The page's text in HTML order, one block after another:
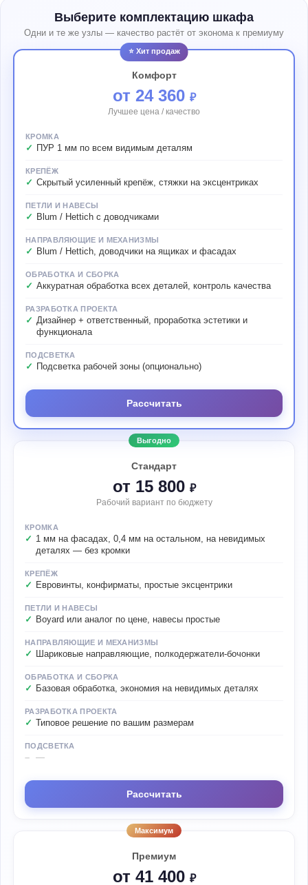
Выберите комплектацию шкафа
Одни и те же узлы — качество растёт от эконома к премиуму
Выгодно
Стандарт
от 15 800 ₽
Рабочий вариант по бюджету
КРОМКА
1 мм на фасадах, 0,4 мм на остальном, на невидимых
деталях — без кромки
КРЕПЁЖ
Евровинты, конфирматы, простые эксцентрики
ПЕТЛИ И НАВЕСЫ
Boyard или аналог по цене, навесы простые
НАПРАВЛЯЮЩИЕ И МЕХАНИЗМЫ
Шариковые направляющие, полкодержатели-бочонки
ОБРАБОТКА И СБОРКА
Базовая обработка, экономия на невидимых деталях
РАЗРАБОТКА ПРОЕКТА
Типовое решение по вашим размерам
ПОДСВЕТКА
—
Рассчитать
⭐ Хит продаж
Комфорт
от 24 360 ₽
Лучшее цена / качество
КРОМКА
ПУР 1 мм по всем видимым деталям
КРЕПЁЖ
Скрытый усиленный крепёж, стяжки на эксцентриках
ПЕТЛИ И НАВЕСЫ
Blum / Hettich с доводчиками
НАПРАВЛЯЮЩИЕ И МЕХАНИЗМЫ
Blum / Hettich, доводчики на ящиках и фасадах
ОБРАБОТКА И СБОРКА
Аккуратная обработка всех деталей, контроль качества
РАЗРАБОТКА ПРОЕКТА
Дизайнер + ответственный, проработка эстетики и
функционала
ПОДСВЕТКА
Подсветка рабочей зоны (опционально)
Рассчитать
Максимум
Премиум
от 41 400 ₽